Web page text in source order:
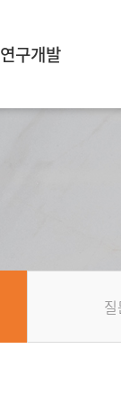
연구개발